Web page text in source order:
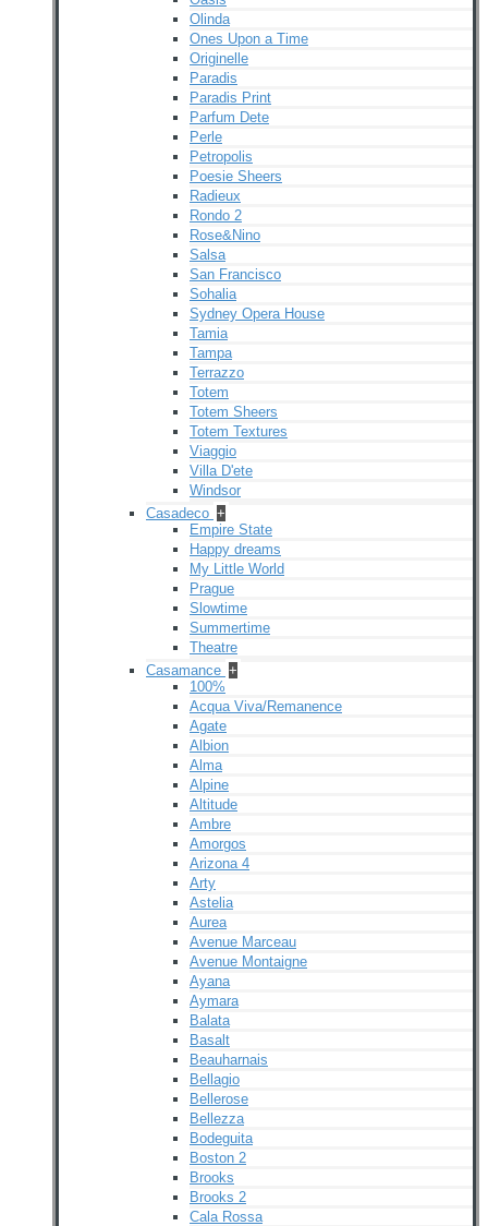
Olinda
Ones Upon a Time
Originelle
Paradis
Paradis Print
Parfum Dete
Perle
Petropolis
Poesie Sheers
Radieux
Rondo 2
Rose&Nino
Salsa
San Francisco
Sohalia
Sydney Opera House
Tamia
Tampa
Terrazzo
Totem
Totem Sheers
Totem Textures
Viaggio
Villa D'ete
Windsor
Casadeco +
Empire State
Happy dreams
My Little World
Prague
Slowtime
Summertime
Theatre
Casamance +
100%
Acqua Viva/Remanence
Agate
Albion
Alma
Alpine
Altitude
Ambre
Amorgos
Arizona 4
Arty
Astelia
Aurea
Avenue Marceau
Avenue Montaigne
Ayana
Aymara
Balata
Basalt
Beauharnais
Bellagio
Bellerose
Bellezza
Bodeguita
Boston 2
Brooks
Brooks 2
Cala Rossa